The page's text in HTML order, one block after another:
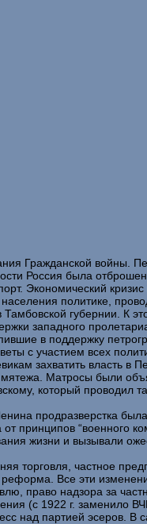
Гражданской войны.
Россия была
Экономический
политике,
губернии. К
западного
в поддержку
с участием всех
захватить власть в
мятежа. Матросы были
который проводил
продразверстка
принципов “военного
жизни и вызывали
торговля, частное
Все эти
право надзора за
(с 1922 г. заменило
над партией эсеров. В